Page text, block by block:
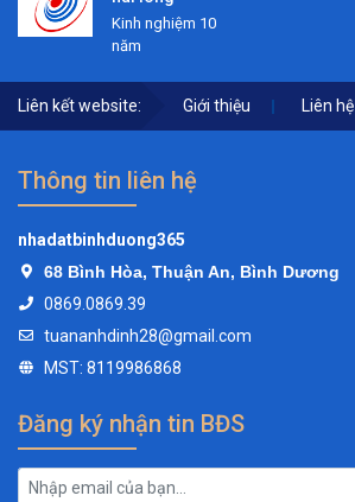
Kinh nghiệm 10
năm
Liên kết website: Giới thiệu Liên hệ
Thông tin liên hệ
nhadatbinhduong365
68 Bình Hòa, Thuận An, Bình Dương
0869.0869.39
tuananhdinh28@gmail.com
MST: 8119986868
Đăng ký nhận tin BĐS